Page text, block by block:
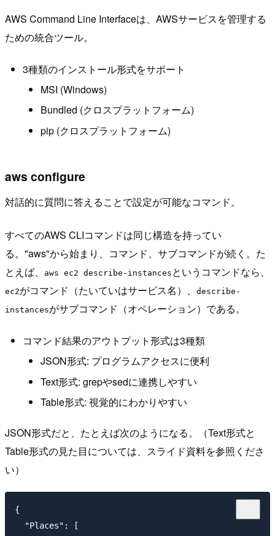
AWS Command Line Interfaceは、AWSサービスを管理する
ための統合ツール。
3種類のインストール形式をサポート
MSI (Windows)
Bundled (クロスプラットフォーム)
pip (クロスプラットフォーム)
aws configure
対話的に質問に答えることで設定が可能なコマンド。
すべてのAWS CLIコマンドは同じ構造を持ってい
る。"aws"から始まり、コマンド、サブコマンドが続く。た
とえば、
aws ec2 describe-instances というコマンドなら、
ec2がコマンド（たいていはサービス名）、
describe-
instancesがサブコマンド（オペレーション）である。
コマンド結果のアウトプット形式は3種類
JSON形式: プログラムアクセスに便利
Text形式: grepやsedに連携しやすい
Table形式: 視覚的にわかりやすい
JSON形式だと、たとえば次のようになる。（Text形式と
Table形式の見た目については、スライド資料を参照くださ
い）
{
  "Places": [